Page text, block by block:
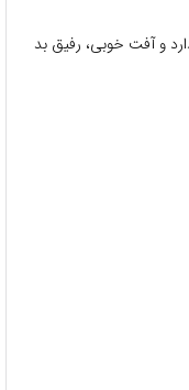
و آفت خوبی، رفیق بد